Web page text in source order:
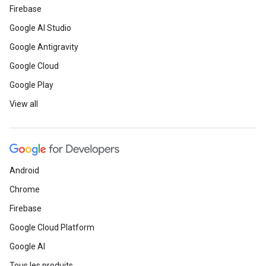
Firebase
Google AI Studio
Google Antigravity
Google Cloud
Google Play
View all
Android
Chrome
Firebase
Google Cloud Platform
Google AI